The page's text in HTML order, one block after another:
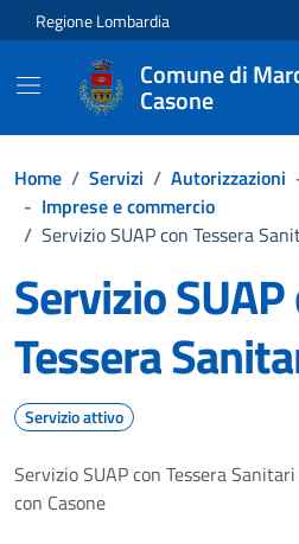
Vai ai contenuti
Vai al footer
Regione Lombardia
Comune di
Casone
Home / Servizi / Autorizzazioni
- Imprese e commercio
/ Servizio SUAP con Tessera
Servizio
Tessera
Servizio attivo
Servizio SUAP con Tessera
con Casone